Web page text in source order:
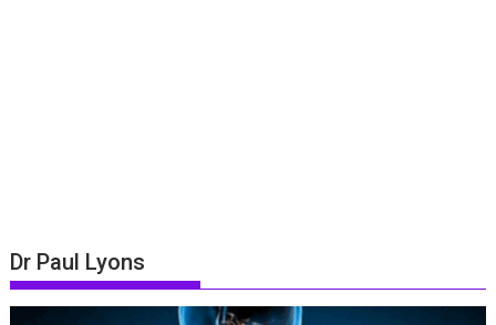
Dr Paul Lyons